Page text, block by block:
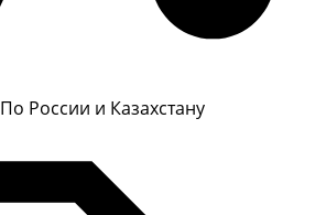
По России и Казахстану